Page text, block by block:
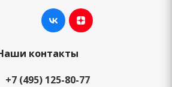
контакты
+7 (495) 125-80-77